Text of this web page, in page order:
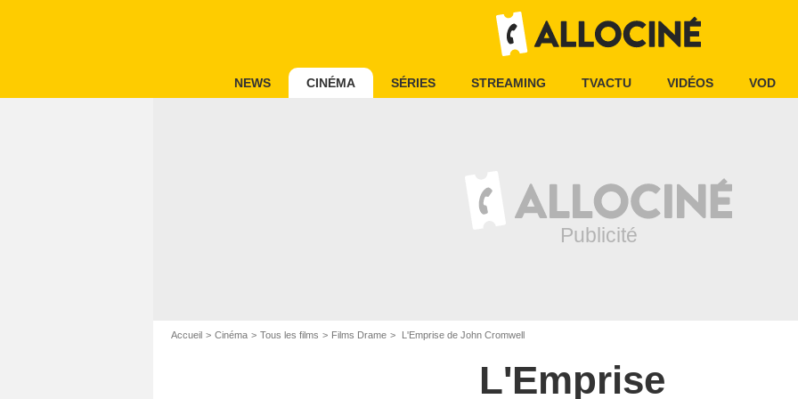
NEWS CINÉMA SÉRIES STREAMING TVACTU VIDÉOS VOD
Accueil Cinéma Tous les films Films Drame L'Emprise de John Cromwell
L'Emprise